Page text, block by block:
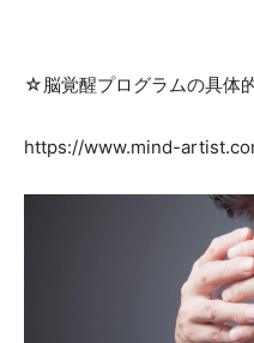
☆脳覚醒プログラムの具体
https://www.mind-